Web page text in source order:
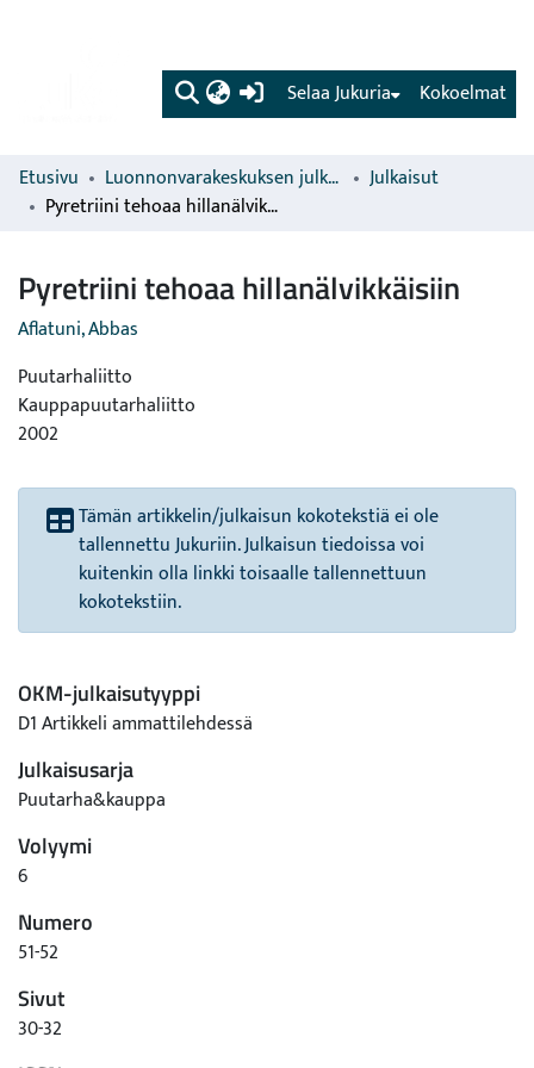
(current) Kokoelmat
Selaa Jukuria
Etusivu Luonnonvarakeskuksen julkaisut
Julkaisut
Pyretriini tehoaa hillanälvikkäisiin
Pyretriini tehoaa hillanälvikkäisiin
Aflatuni, Abbas
Puutarhaliitto
Kauppapuutarhaliitto
2002
Tämän artikkelin/julkaisun kokotekstiä ei ole
tallennettu Jukuriin. Julkaisun tiedoissa voi
kuitenkin olla linkki toisaalle tallennettuun
kokotekstiin.
OKM-julkaisutyyppi
D1 Artikkeli ammattilehdessä
Julkaisusarja
Puutarha&kauppa
Volyymi
6
Numero
51-52
Sivut
30-32